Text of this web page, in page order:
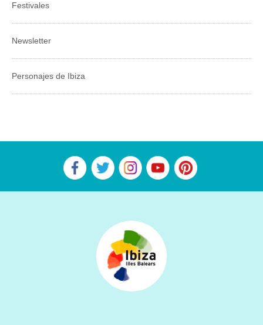
Festivales
Newsletter
Personajes de Ibiza